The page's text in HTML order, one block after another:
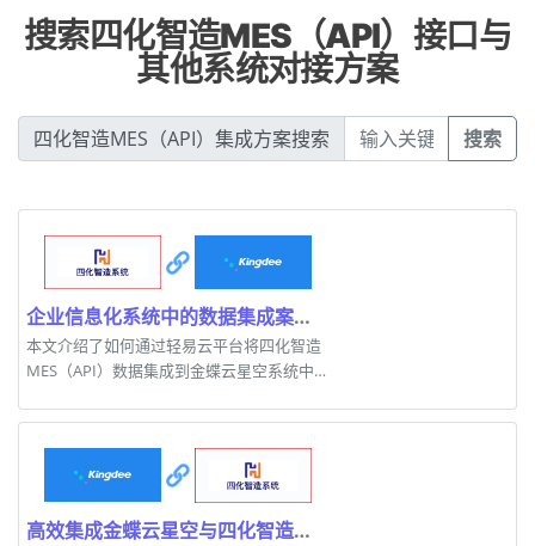
搜索四化智造MES（API）接口与
其他系统对接方案
四化智造MES（API）集成方案搜索 搜索
企业信息化系统中的数据集成案例分享
本文介绍了如何通过轻易云平台将四化智造
MES（API）数据集成到金蝶云星空系统中，
高效集成金蝶云星空与四化智造MES系统